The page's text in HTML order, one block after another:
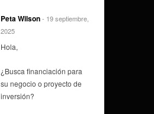
Peta Wilson- 19 septiembre,
2025
Hola,
¿Busca financiación para
su negocio o proyecto de
inversión?